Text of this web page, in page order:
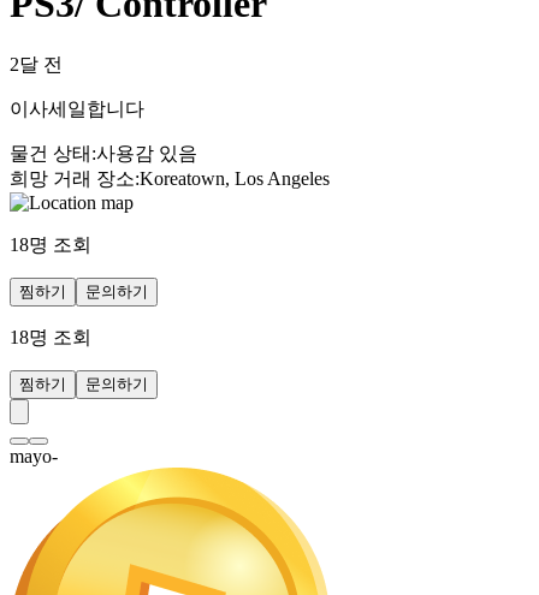
2달 전
이사세일합니다
물건 상태 :사용감 있음
희망 거래 장소:Koreatown, Los Angeles
18명 조회
찜하기 문의하기
18명 조회
찜하기 문의하기
mayo-